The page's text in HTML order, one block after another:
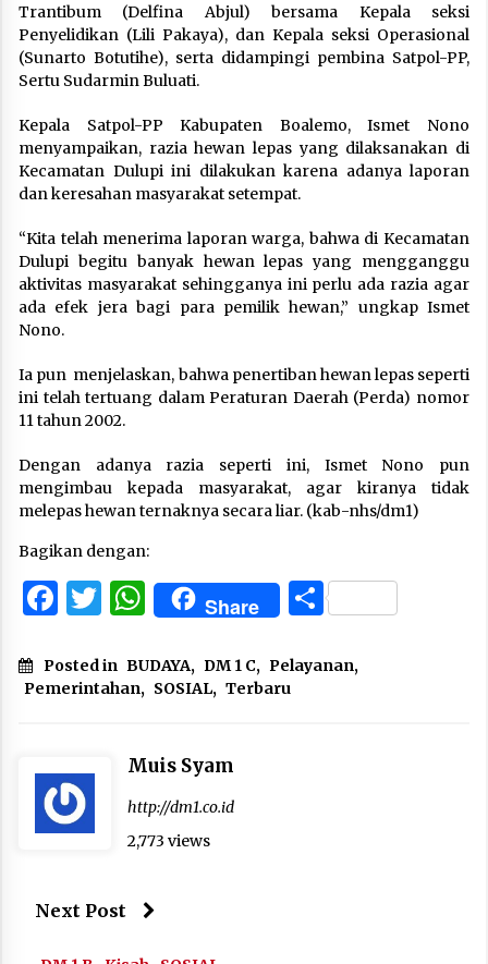
Trantibum (Delfina Abjul) bersama Kepala seksi
Penyelidikan (Lili Pakaya), dan Kepala seksi Operasional
(Sunarto Botutihe), serta didampingi pembina Satpol-PP,
Sertu Sudarmin Buluati.
Kepala Satpol-PP Kabupaten Boalemo, Ismet Nono
menyampaikan, razia hewan lepas yang dilaksanakan di
Kecamatan Dulupi ini dilakukan karena adanya laporan
dan keresahan masyarakat setempat.
“Kita telah menerima laporan warga, bahwa di Kecamatan
Dulupi begitu banyak hewan lepas yang mengganggu
aktivitas masyarakat sehingganya ini perlu ada razia agar
ada efek jera bagi para pemilik hewan,” ungkap Ismet
Nono.
Ia pun menjelaskan, bahwa penertiban hewan lepas seperti
ini telah tertuang dalam Peraturan Daerah (Perda) nomor
11 tahun 2002.
Dengan adanya razia seperti ini, Ismet Nono pun
mengimbau kepada masyarakat, agar kiranya tidak
melepas hewan ternaknya secara liar. (kab-nhs/dm1)
Bagikan dengan:
Facebook
Twitter
WhatsApp
Share Share
Posted in BUDAYA, DM 1 C, Pelayanan,
Pemerintahan, SOSIAL, Terbaru
Muis Syam
http://dm1.co.id
2,773 views
Next Post